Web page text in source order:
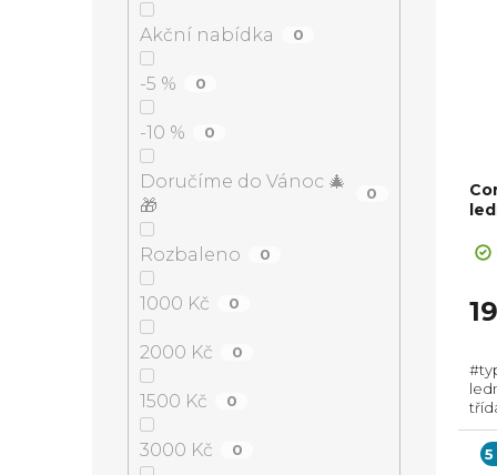
Akční nabídka 0
-5 % 0
-10 % 0
Doručíme do Vánoc 🎄
🎁
0
Rozbaleno 0
1000 Kč 0
2000 Kč 0
1500 Kč 0
3000 Kč 0